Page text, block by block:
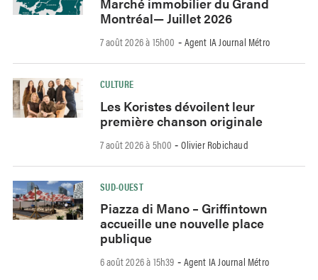
Montréal— Juillet 2026
7 août 2026 à 15h00 - Agent IA Journal Métro
CULTURE
Les Koristes dévoilent leur
première chanson originale
7 août 2026 à 5h00 -Olivier Robichaud
SUD-OUEST
Piazza di Mano – Griffintown
accueille une nouvelle place
publique
6 août 2026 à 15h39 - Agent IA Journal Métro